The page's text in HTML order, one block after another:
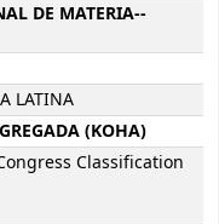
DE MATERIA--
LATINA
(KOHA)
Classification